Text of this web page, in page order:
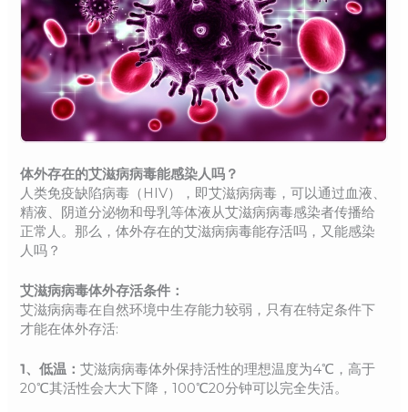
体外存在的艾滋病病毒能感染人吗？
人类免疫缺陷病毒（HIV），即艾滋病病毒，可以通过血液、
精液、阴道分泌物和母乳等体液从艾滋病病毒感染者传播给
正常人。那么，体外存在的艾滋病病毒能存活吗，又能感染
人吗？
艾滋病病毒体外存活条件：
艾滋病病毒在自然环境中生存能力较弱，只有在特定条件下
才能在体外存活:
1、低温：艾滋病病毒体外保持活性的理想温度为4℃，高于
20℃其活性会大大下降，100℃20分钟可以完全失活。